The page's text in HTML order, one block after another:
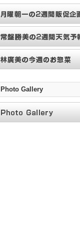
Photo Gallery